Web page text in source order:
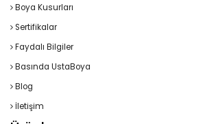
Boya Kusurları
Sertifikalar
Faydalı Bilgiler
Basında UstaBoya
Blog
İletişim